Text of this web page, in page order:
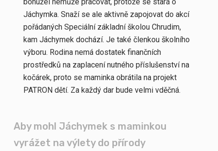
Jáchymka. Snaží se ale aktivně zapojovat do akcí
pořádaných Speciální základní školou Chrudim,
kam Jáchymek dochází. Je také členkou školního
výboru. Rodina nemá dostatek finančních
prostředků na zaplacení nutného příslušenství na
kočárek, proto se maminka obrátila na projekt
PATRON dětí. Za každý dar bude velmi vděčná.
Aby mohl Jáchymek s maminkou
vyrážet na výlety do přírody